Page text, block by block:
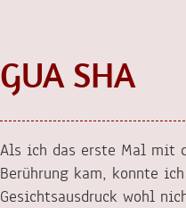
GUA SHA
Als ich das erste Mal mit
Berührung kam, konnte
Gesichtsausdruck wohl